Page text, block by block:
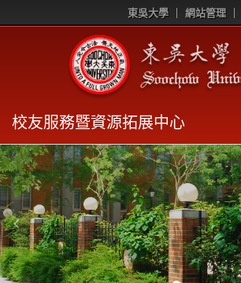
東吳大學 網站管理
校友服務暨資源拓展中心